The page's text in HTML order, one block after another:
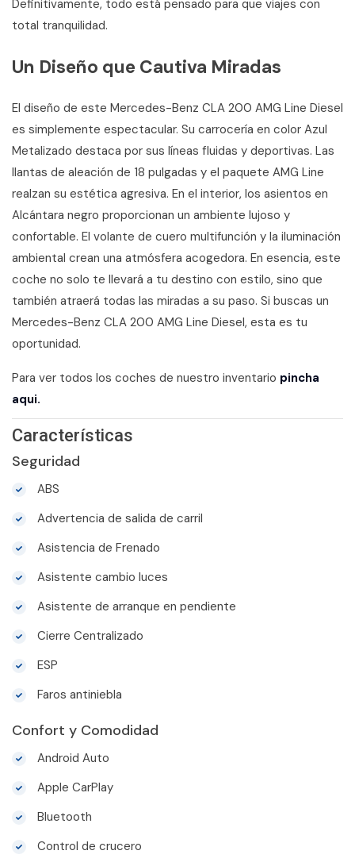
Definitivamente, todo está pensado para que viajes con
total tranquilidad.
Un Diseño que Cautiva Miradas
El diseño de este Mercedes-Benz CLA 200 AMG Line Diesel
es simplemente espectacular. Su carrocería en color Azul
Metalizado destaca por sus líneas fluidas y deportivas. Las
llantas de aleación de 18 pulgadas y el paquete AMG Line
realzan su estética agresiva. En el interior, los asientos en
Alcántara negro proporcionan un ambiente lujoso y
confortable. El volante de cuero multifunción y la iluminación
ambiental crean una atmósfera acogedora. En esencia, este
coche no solo te llevará a tu destino con estilo, sino que
también atraerá todas las miradas a su paso. Si buscas un
Mercedes-Benz CLA 200 AMG Line Diesel, esta es tu
oportunidad.
Para ver todos los coches de nuestro inventario pincha
aqui.
Características
Seguridad
ABS
Advertencia de salida de carril
Asistencia de Frenado
Asistente cambio luces
Asistente de arranque en pendiente
Cierre Centralizado
ESP
Faros antiniebla
Confort y Comodidad
Android Auto
Apple CarPlay
Bluetooth
Control de crucero